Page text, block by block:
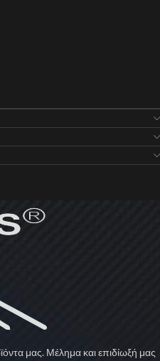
μας. Μέλημα και επιδίωξή μας